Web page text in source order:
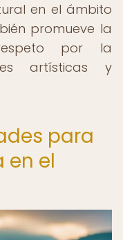
en el ámbito
promueve la
por la
artísticas y
para
en el